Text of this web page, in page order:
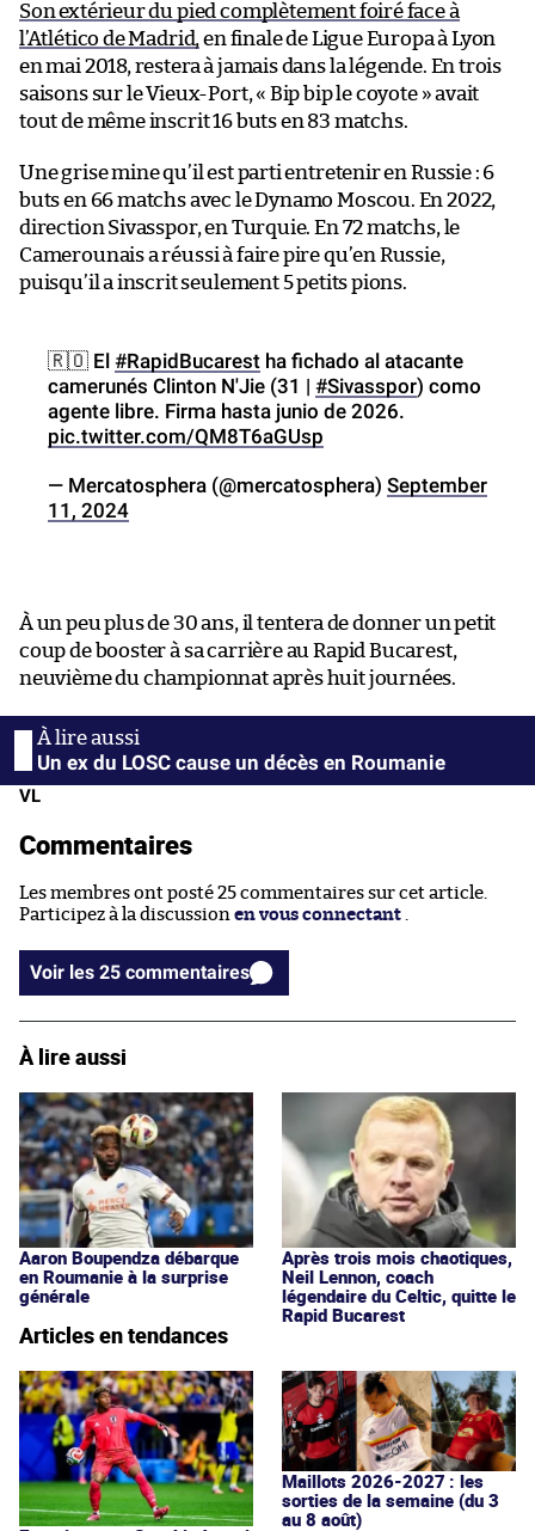
Son extérieur du pied complètement foiré face à
l’Atlético de Madrid, en finale de Ligue Europa à Lyon
en mai 2018, restera à jamais dans la légende. En trois
saisons sur le Vieux-Port, « Bip bip le coyote » avait
tout de même inscrit 16 buts en 83 matchs.
Une grise mine qu’il est parti entretenir en Russie : 6
buts en 66 matchs avec le Dynamo Moscou. En 2022,
direction Sivasspor, en Turquie. En 72 matchs, le
Camerounais a réussi à faire pire qu’en Russie,
puisqu’il a inscrit seulement 5 petits pions.
🇷🇴 El #RapidBucarest ha fichado al atacante
camerunés Clinton N'Jie (31 | #Sivasspor) como
agente libre. Firma hasta junio de 2026.
pic.twitter.com/QM8T6aGUsp
— Mercatosphera (@mercatosphera) September
11, 2024
À un peu plus de 30 ans, il tentera de donner un petit
coup de booster à sa carrière au Rapid Bucarest,
neuvième du championnat après huit journées.
Un ex du LOSC cause un décès en Roumanie
VL
Commentaires
Les membres ont posté 25 commentaires sur cet article.
Participez à la discussion en vous connectant .
Voir les 25 commentaires
À lire aussi
Aaron Boupendza débarque
en Roumanie à la surprise
générale
Après trois mois chaotiques,
Neil Lennon, coach
légendaire du Celtic, quitte le
Rapid Bucarest
Articles en tendances
Maillots 2026-2027 : les
sorties de la semaine (du 3
au 8 août)